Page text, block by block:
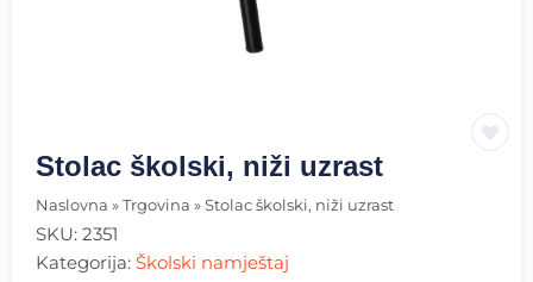
Stolac školski, niži uzrast
Naslovna » Trgovina » Stolac školski, niži uzrast
SKU: 2351
Kategorija: Školski namještaj